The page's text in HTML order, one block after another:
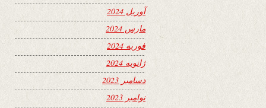
آوریل 2024
مارس 2024
فوریه 2024
ژانویه 2024
دسامبر 2023
نوامبر 2023